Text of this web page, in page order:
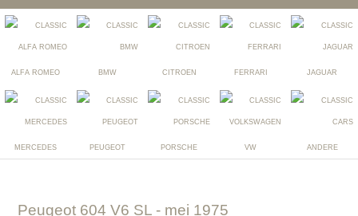
ALFA ROMEO BMW CITROEN FERRARI JAGUAR
MERCEDES PEUGEOT PORSCHE VW ANDERE
Peugeot 604 V6 SL - mei 1975